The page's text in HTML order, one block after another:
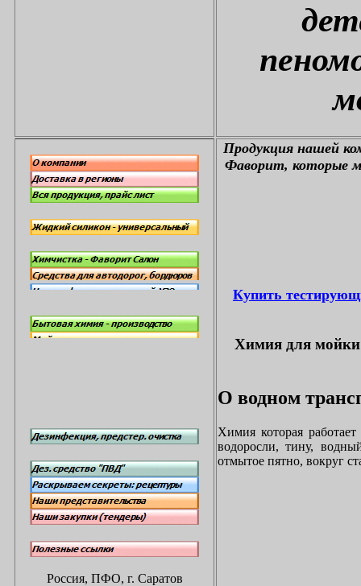
Россия, ПФО, г. Саратов
Продукция нашей
Фаворит, которые
Купить
Химия для мойки
О водном
Химия которая
водоросли, тину,
отмытое пятно, вокруг